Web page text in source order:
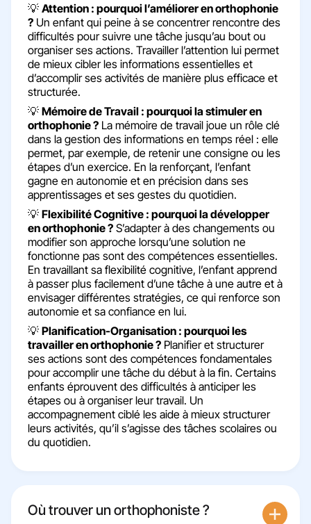
💡 Attention : pourquoi l’améliorer en orthophonie
? Un enfant qui peine à se concentrer rencontre des
difficultés pour suivre une tâche jusqu’au bout ou
organiser ses actions. Travailler l’attention lui permet
de mieux cibler les informations essentielles et
d’accomplir ses activités de manière plus efficace et
structurée.
💡 Mémoire de Travail : pourquoi la stimuler en
orthophonie ? La mémoire de travail joue un rôle clé
dans la gestion des informations en temps réel : elle
permet, par exemple, de retenir une consigne ou les
étapes d’un exercice. En la renforçant, l’enfant
gagne en autonomie et en précision dans ses
apprentissages et ses gestes du quotidien.
💡 Flexibilité Cognitive : pourquoi la développer
en orthophonie ? S’adapter à des changements ou
modifier son approche lorsqu’une solution ne
fonctionne pas sont des compétences essentielles.
En travaillant sa flexibilité cognitive, l’enfant apprend
à passer plus facilement d’une tâche à une autre et à
envisager différentes stratégies, ce qui renforce son
autonomie et sa confiance en lui.
💡 Planification-Organisation : pourquoi les
travailler en orthophonie ? Planifier et structurer
ses actions sont des compétences fondamentales
pour accomplir une tâche du début à la fin. Certains
enfants éprouvent des difficultés à anticiper les
étapes ou à organiser leur travail. Un
accompagnement ciblé les aide à mieux structurer
leurs activités, qu’il s’agisse des tâches scolaires ou
du quotidien.
Où trouver un orthophoniste ?​